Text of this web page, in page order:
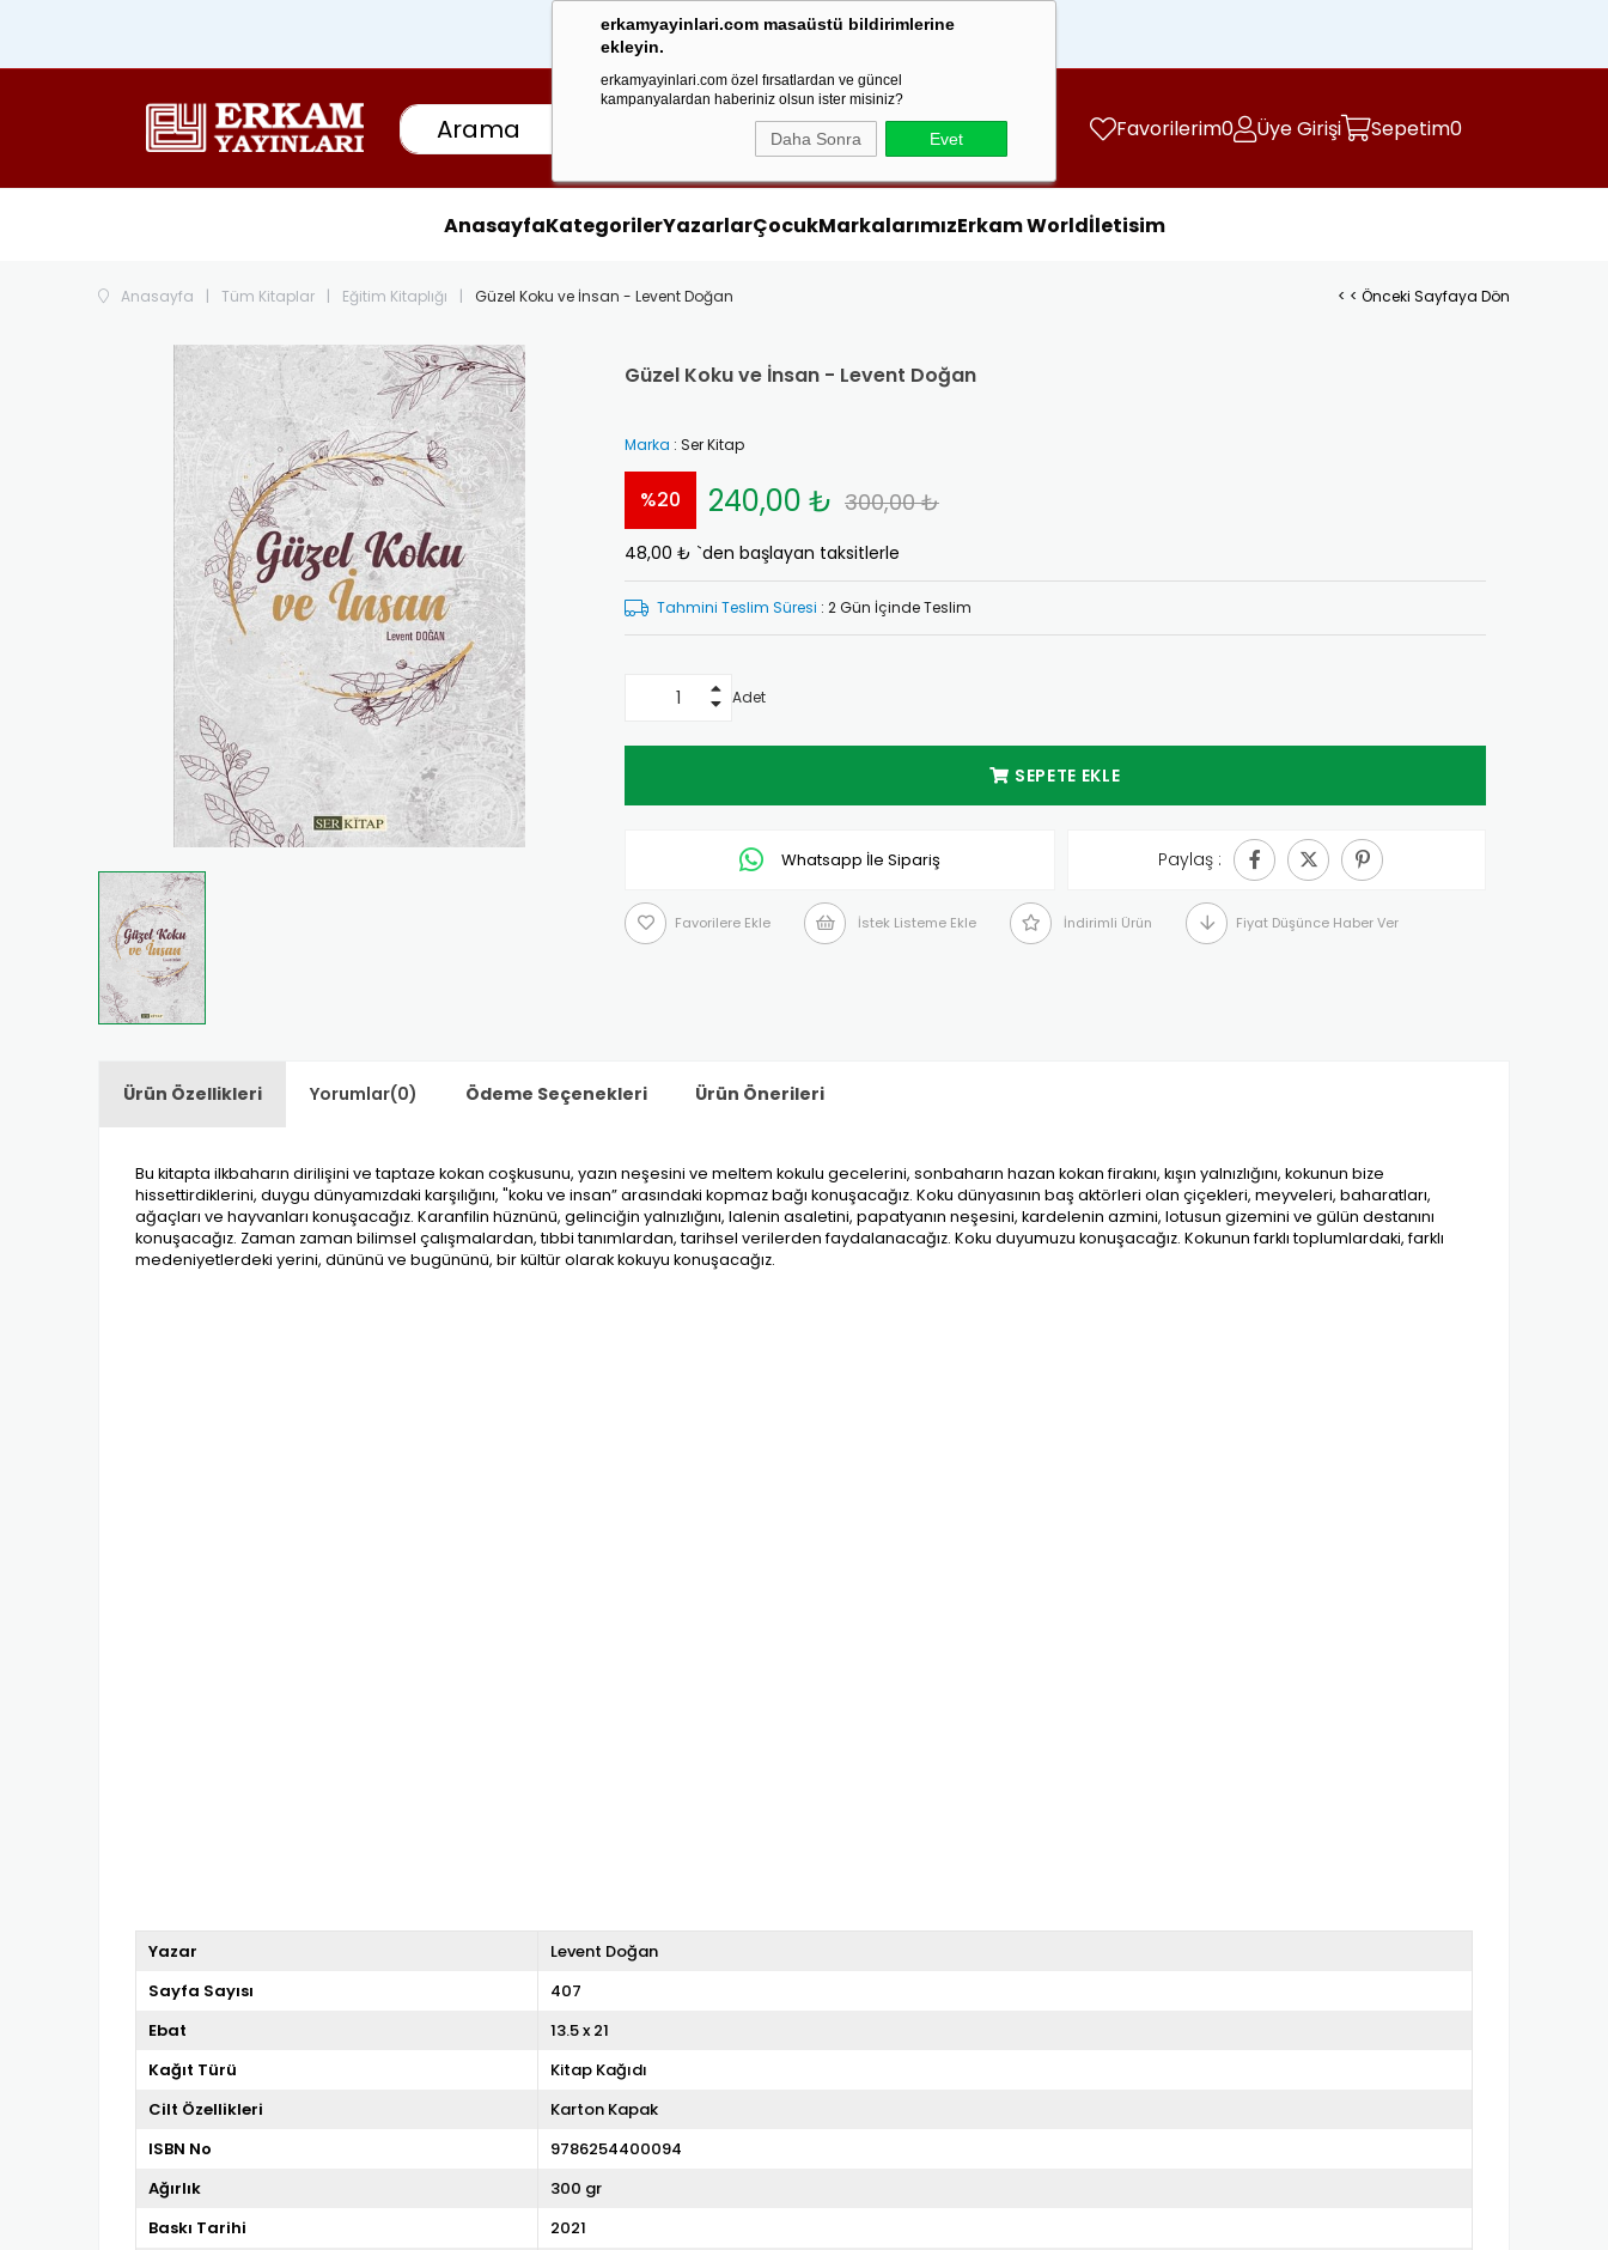
erkamyayinlari.com masaüstü bildirimlerine
ekleyin.
erkamyayinlari.com özel fırsatlardan ve güncel
kampanyalardan haberiniz olsun ister misiniz?
Daha Sonra Evet
1000 TL
Favorilerim0 Üye Girişi Sepetim0
AnasayfaKategorilerYazarlarÇocukMarkalarımızErkam Worldİletisim
Anasayfa Tüm Kitaplar Eğitim Kitaplığı Güzel Koku ve İnsan - Levent Doğan < < Önceki Sayfaya Dön
Güzel Koku ve İnsan - Levent Doğan
Marka : Ser Kitap
%20
İndirim
300,00 ₺
240,00 ₺
48,00 ₺ `den başlayan taksitlerle
Tahmini Teslim Süresi : 2 Gün İçinde Teslim
Adet
Whatsapp İle Sipariş Paylaş :
Favorilere Ekle İstek Listeme Ekle İndirimli Ürün Fiyat Düşünce Haber Ver
Ürün Özellikleri Yorumlar(0) Ödeme Seçenekleri Ürün Önerileri
Bu kitapta ilkbaharın dirilişini ve taptaze kokan coşkusunu, yazın neşesini ve meltem kokulu gecelerini, sonbaharın hazan kokan firakını, kışın yalnızlığını, kokunun bize
hissettirdiklerini, duygu dünyamızdaki karşılığını, "koku ve insan” arasındaki kopmaz bağı konuşacağız. Koku dünyasının baş aktörleri olan çiçekleri, meyveleri, baharatları,
ağaçları ve hayvanları konuşacağız. Karanfilin hüznünü, gelinciğin yalnızlığını, lalenin asaletini, papatyanın neşesini, kardelenin azmini, lotusun gizemini ve gülün destanını
konuşacağız. Zaman zaman bilimsel çalışmalardan, tıbbi tanımlardan, tarihsel verilerden faydalanacağız. Koku duyumuzu konuşacağız. Kokunun farklı toplumlardaki, farklı
medeniyetlerdeki yerini, dününü ve bugününü, bir kültür olarak kokuyu konuşacağız.
Yazar
Levent Doğan
Sayfa Sayısı
407
Ebat
13.5 x 21
Kağıt Türü
Kitap Kağıdı
Cilt Özellikleri
Karton Kapak
ISBN No
9786254400094
Ağırlık
300 gr
Baskı Tarihi
2021